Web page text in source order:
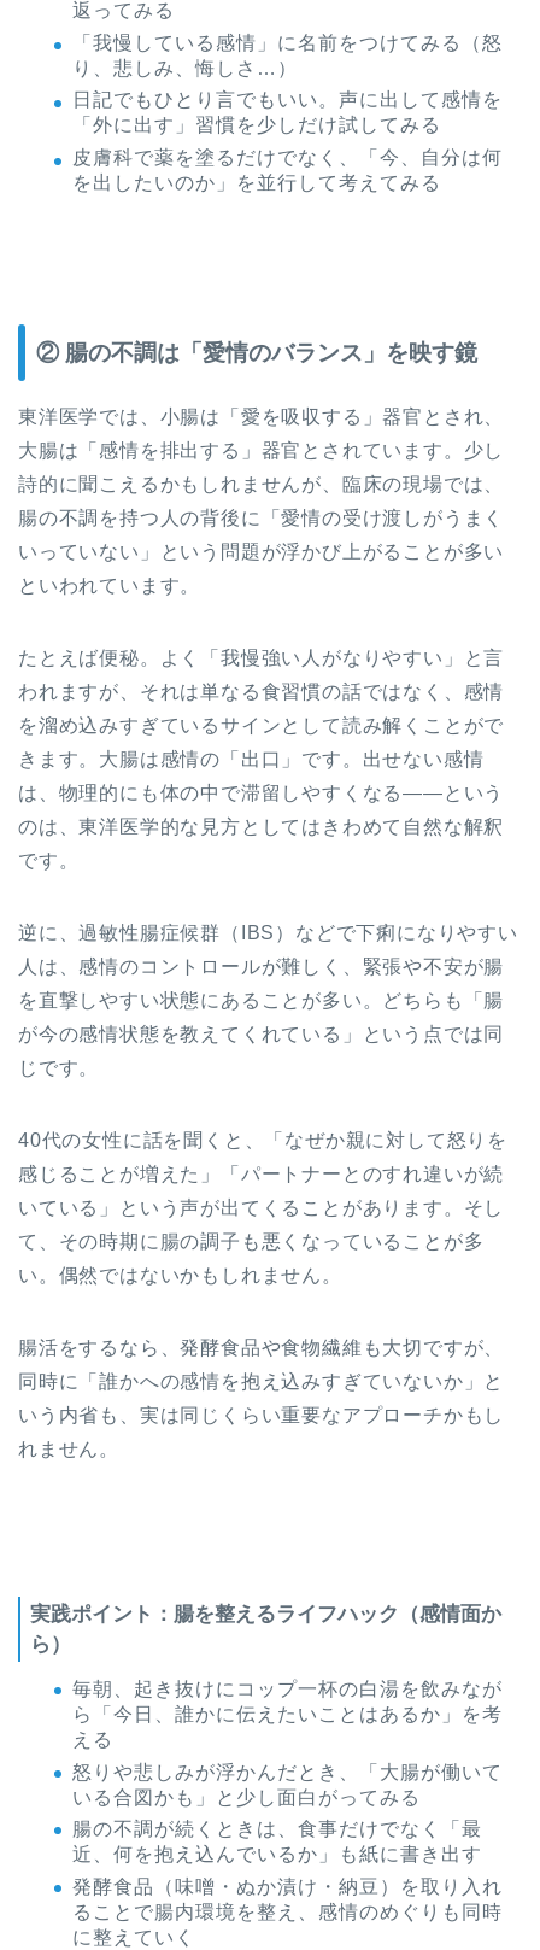
返ってみる
「我慢している感情」に名前をつけてみる（怒
り、悲しみ、悔しさ…）
日記でもひとり言でもいい。声に出して感情を
「外に出す」習慣を少しだけ試してみる
皮膚科で薬を塗るだけでなく、「今、自分は何
を出したいのか」を並行して考えてみる
② 腸の不調は「愛情のバランス」を映す鏡
東洋医学では、小腸は「愛を吸収する」器官とされ、
大腸は「感情を排出する」器官とされています。少し
詩的に聞こえるかもしれませんが、臨床の現場では、
腸の不調を持つ人の背後に「愛情の受け渡しがうまく
いっていない」という問題が浮かび上がることが多い
といわれています。
たとえば便秘。よく「我慢強い人がなりやすい」と言
われますが、それは単なる食習慣の話ではなく、感情
を溜め込みすぎているサインとして読み解くことがで
きます。大腸は感情の「出口」です。出せない感情
は、物理的にも体の中で滞留しやすくなる——という
のは、東洋医学的な見方としてはきわめて自然な解釈
です。
逆に、過敏性腸症候群（IBS）などで下痢になりやすい
人は、感情のコントロールが難しく、緊張や不安が腸
を直撃しやすい状態にあることが多い。どちらも「腸
が今の感情状態を教えてくれている」という点では同
じです。
40代の女性に話を聞くと、「なぜか親に対して怒りを
感じることが増えた」「パートナーとのすれ違いが続
いている」という声が出てくることがあります。そし
て、その時期に腸の調子も悪くなっていることが多
い。偶然ではないかもしれません。
腸活をするなら、発酵食品や食物繊維も大切ですが、
同時に「誰かへの感情を抱え込みすぎていないか」と
いう内省も、実は同じくらい重要なアプローチかもし
れません。
実践ポイント：腸を整えるライフハック（感情面か
ら）
毎朝、起き抜けにコップ一杯の白湯を飲みなが
ら「今日、誰かに伝えたいことはあるか」を考
える
怒りや悲しみが浮かんだとき、「大腸が働いて
いる合図かも」と少し面白がってみる
腸の不調が続くときは、食事だけでなく「最
近、何を抱え込んでいるか」も紙に書き出す
発酵食品（味噌・ぬか漬け・納豆）を取り入れ
ることで腸内環境を整え、感情のめぐりも同時
に整えていく